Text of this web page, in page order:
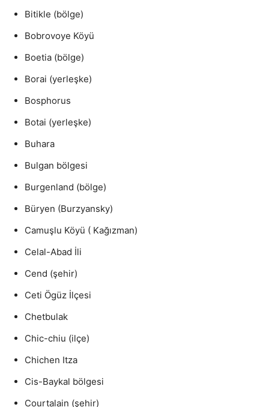
Bitikle (bölge)
Bobrovoye Köyü
Boetia (bölge)
Borai (yerleşke)
Bosphorus
Botai (yerleşke)
Buhara
Bulgan bölgesi
Burgenland (bölge)
Büryen (Burzyansky)
Camuşlu Köyü ( Kağızman)
Celal-Abad İli
Cend (şehir)
Ceti Ögüz İlçesi
Chetbulak
Chic-chiu (ilçe)
Chichen Itza
Cis-Baykal bölgesi
Courtalain (şehir)